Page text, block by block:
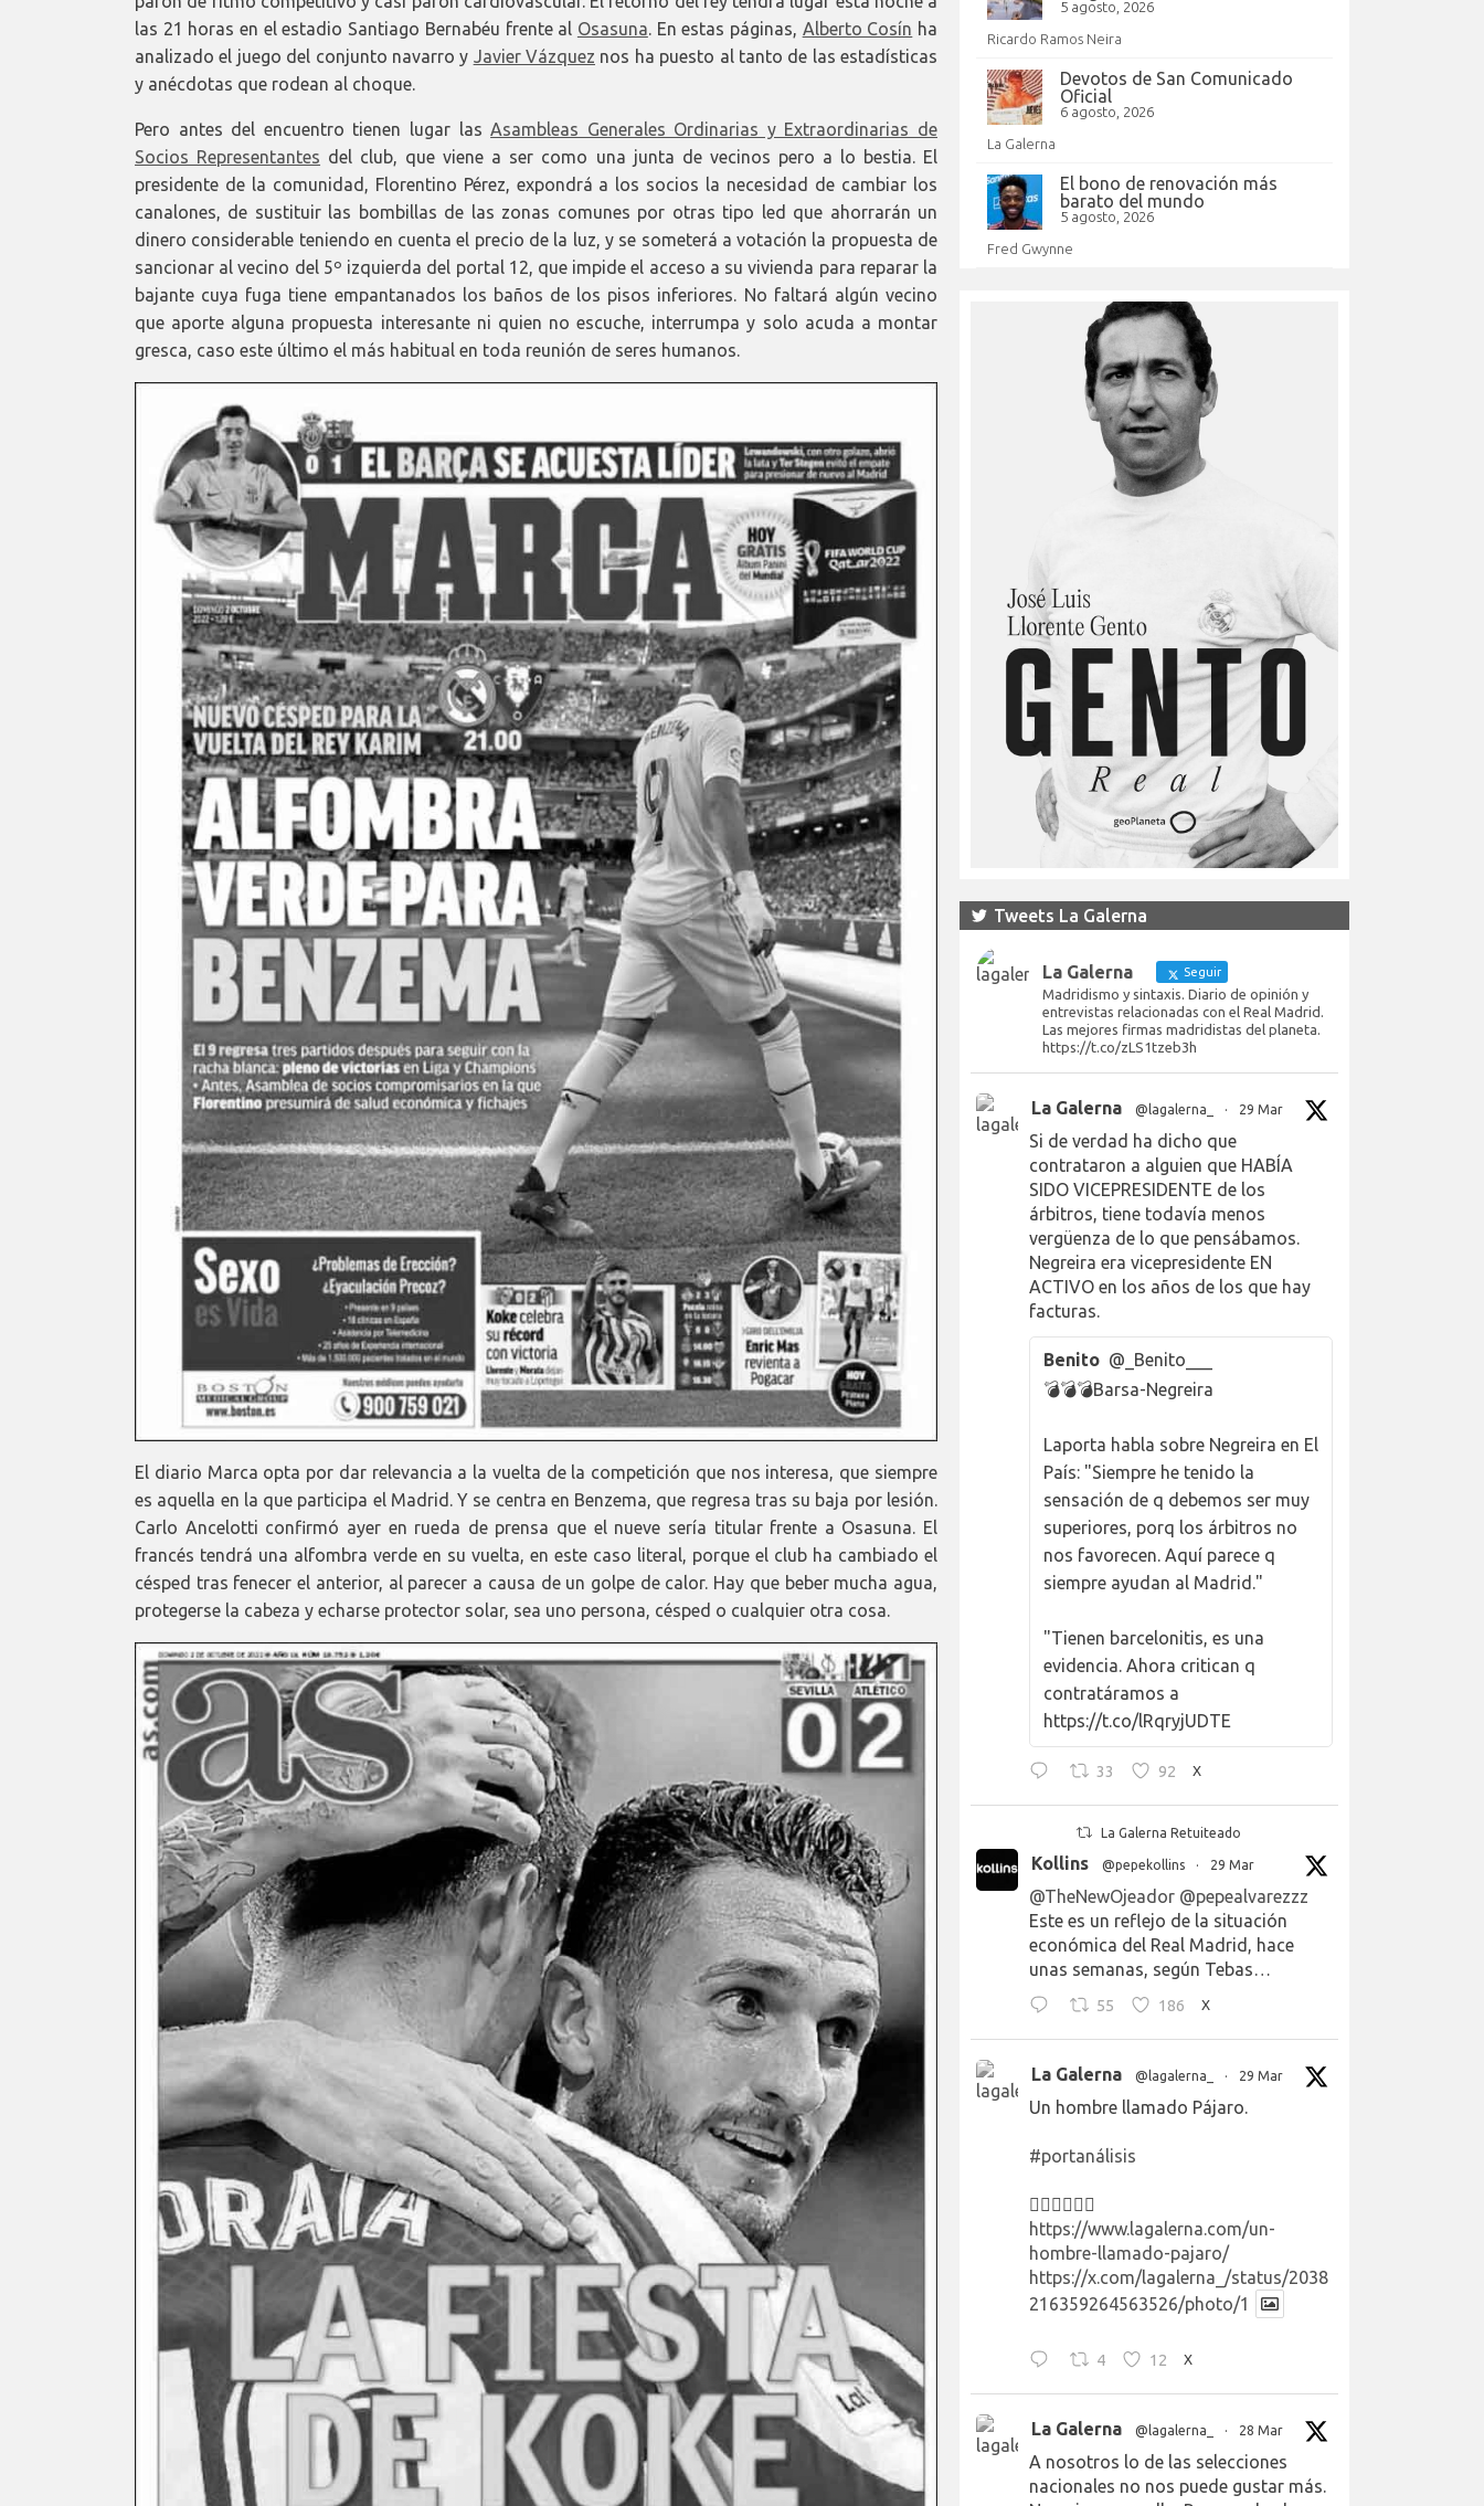
las 21 horas en el estadio Santiago Bernabéu frente al Osasuna. En estas páginas, Alberto Cosín ha
analizado el juego del conjunto navarro y Javier Vázquez nos ha puesto al tanto de las estadísticas
y anécdotas que rodean al choque.
Pero antes del encuentro tienen lugar lasAsambleas Generales Ordinarias y Extraordinarias de
Socios Representantes del club, que viene a ser como una junta de vecinos pero a lo bestia. El
presidente de la comunidad, Florentino Pérez, expondrá a los socios la necesidad de cambiar los
canalones, de sustituir las bombillas de las zonas comunes por otras tipo led que ahorrarán un
dinero considerable teniendo en cuenta el precio de la luz, y se someterá a votación la propuesta de
sancionar al vecino del 5º izquierda del portal 12, que impide el acceso a su vivienda para reparar la
bajante cuya fuga tiene empantanados los baños de los pisos inferiores. No faltará algún vecino
que aporte alguna propuesta interesante ni quien no escuche, interrumpa y solo acuda a montar
gresca, caso este último el más habitual en toda reunión de seres humanos.
El diario Marca opta por dar relevancia a la vuelta de la competición que nos interesa, que siempre
es aquella en la que participa el Madrid. Y se centra en Benzema, que regresa tras su baja por lesión.
Carlo Ancelotti confirmó ayer en rueda de prensa que el nueve sería titular frente a Osasuna. El
francés tendrá una alfombra verde en su vuelta, en este caso literal, porque el club ha cambiado el
césped tras fenecer el anterior, al parecer a causa de un golpe de calor. Hay que beber mucha agua,
protegerse la cabeza y echarse protector solar, sea uno persona, césped o cualquier otra cosa.
5 agosto, 2026
Ricardo Ramos Neira
Devotos de San Comunicado
Oficial
6 agosto, 2026
La Galerna
El bono de renovación más
barato del mundo
5 agosto, 2026
Fred Gwynne
Tweets La Galerna
La Galerna Seguir
Madridismo y sintaxis. Diario de opinión y
entrevistas relacionadas con el Real Madrid.
Las mejores firmas madridistas del planeta.
https://t.co/zLS1tzeb3h
La Galerna @lagalerna_ · 29 Mar
Si de verdad ha dicho que
contrataron a alguien que HABÍA
SIDO VICEPRESIDENTE de los
árbitros, tiene todavía menos
vergüenza de lo que pensábamos.
Negreira era vicepresidente EN
ACTIVO en los años de los que hay
facturas.
Benito @_Benito___
💣💣💣Barsa-Negreira
Laporta habla sobre Negreira en El
País: "Siempre he tenido la
sensación de q debemos ser muy
superiores, porq los árbitros no
nos favorecen. Aquí parece q
siempre ayudan al Madrid."
"Tienen barcelonitis, es una
evidencia. Ahora critican q
contratáramos a
https://t.co/lRqryjUDTE
33 92 X
La Galerna Retuiteado
Kollins @pepekollins · 29 Mar
@TheNewOjeador @pepealvarezzz
Este es un reflejo de la situación
económica del Real Madrid, hace
unas semanas, según Tebas…
55 186 X
La Galerna @lagalerna_ · 29 Mar
Un hombre llamado Pájaro.
#portanálisis
👉🏻👉🏻👉🏻
https://www.lagalerna.com/un-
hombre-llamado-pajaro/
https://x.com/lagalerna_/status/2038
216359264563526/photo/1
4 12 X
La Galerna @lagalerna_ · 28 Mar
A nosotros lo de las selecciones
nacionales no nos puede gustar más.